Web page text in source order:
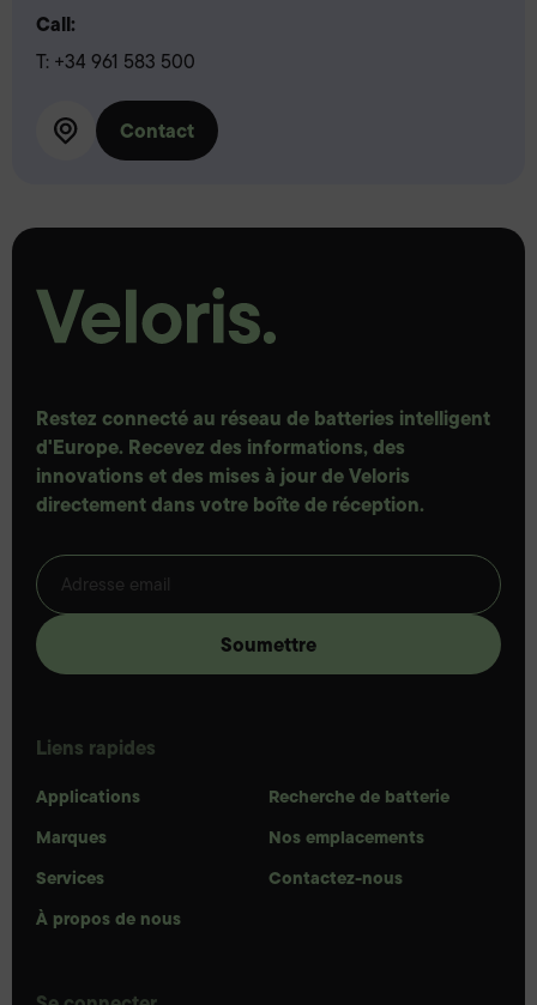
Call:
T: +34 961 583 500
Contact
Restez connecté au réseau de batteries intelligent
d'Europe. Recevez des informations, des
innovations et des mises à jour de Veloris
directement dans votre boîte de réception.
Liens rapides
Applications
Marques
Services
À propos de nous
Recherche de batterie
Nos emplacements
Contactez-nous